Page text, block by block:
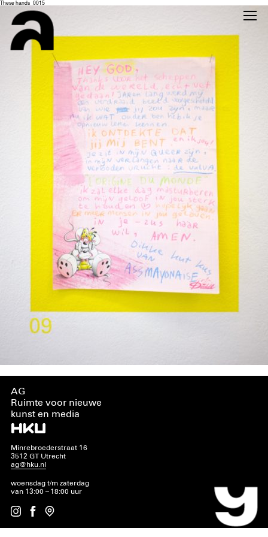
These hands_0015
AG
Ruimte voor nieuwe
kunst en media
Minrebroederstraat 16
3512 GT Utrecht
ag@hku.nl
woensdag t/m zaterdag
van 13:00 – 18:00 uur